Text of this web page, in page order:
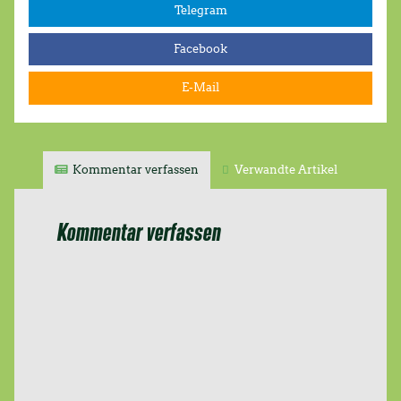
Telegram
Facebook
E-Mail
Kommentar verfassen Verwandte Artikel
Kommentar verfassen